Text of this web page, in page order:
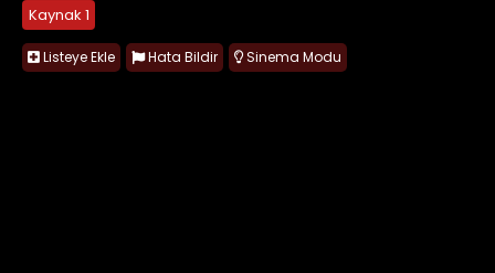
Kaynak 1
Listeye Ekle Hata Bildir Sinema Modu